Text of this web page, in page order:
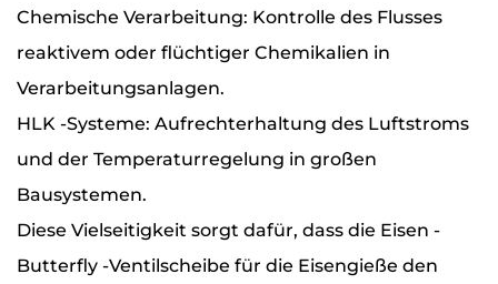
Chemische Verarbeitung: Kontrolle des Flusses
reaktivem oder flüchtiger Chemikalien in
Verarbeitungsanlagen.
HLK -Systeme: Aufrechterhaltung des Luftstroms
und der Temperaturregelung in großen
Bausystemen.
Diese Vielseitigkeit sorgt dafür, dass die Eisen -
Butterfly -Ventilscheibe für die Eisengieße den